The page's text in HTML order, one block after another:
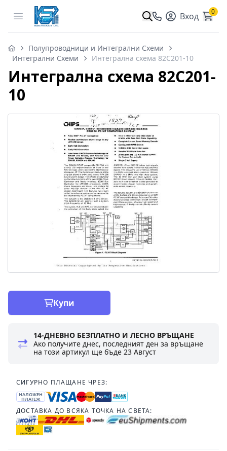
Open menu Вход 0
Полупроводници и Интегрални Схеми
Интегрални Схеми
Интегрална схема 82C201-10
Интегрална схема 82C201-
10
Купи
14-ДНЕВНО БЕЗПЛАТНО И ЛЕСНО ВРЪЩАНЕ
Ако получите днес, последният ден за връщане
на този артикул ще бъде23 Август
СИГУРНО ПЛАЩАНЕ ЧРЕЗ:
НАЛОЖЕН
ПЛАТЕЖ
ДОСТАВКА ДО ВСЯКА ТОЧКА НА СВЕТА: